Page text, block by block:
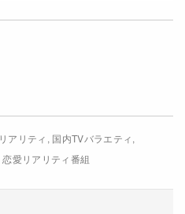
リアリティ 国内TVバラエティ
恋愛リアリティ番組